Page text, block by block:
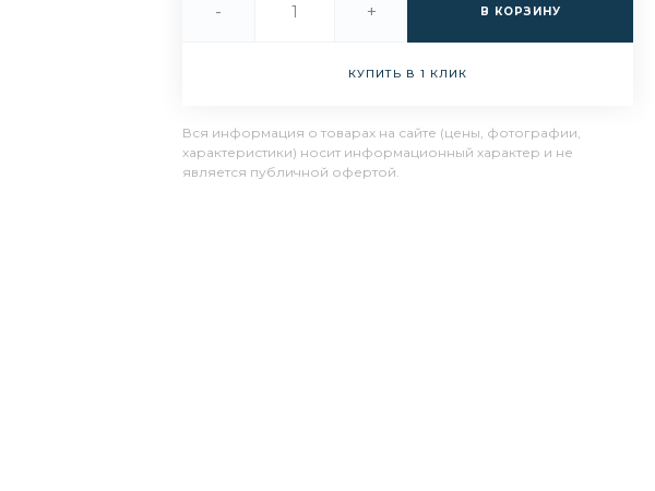
- + В КОРЗИНУ
КУПИТЬ В 1 КЛИК
Вся информация о товарах на сайте (цены, фотографии,
характеристики) носит информационный характер и не
является публичной офертой.